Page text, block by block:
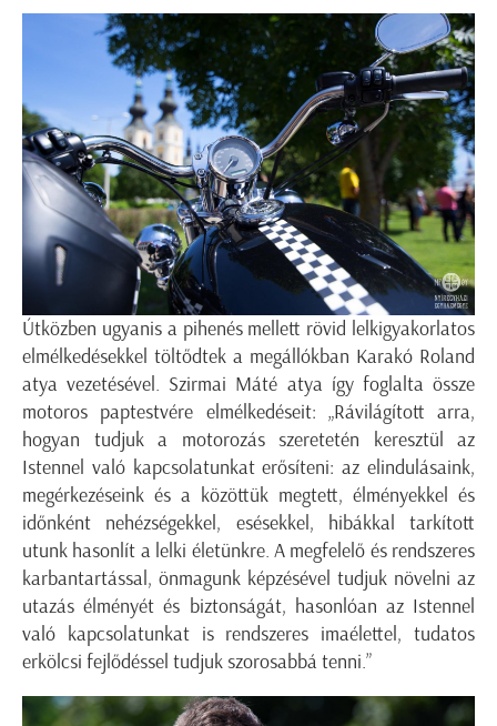
Útközben ugyanis a pihenés mellett rövid lelkigyakorlatos
elmélkedésekkel töltődtek a megállókban Karakó Roland
atya vezetésével. Szirmai Máté atya így foglalta össze
motoros paptestvére elmélkedéseit: „Rávilágított arra,
hogyan tudjuk a motorozás szeretetén keresztül az
Istennel való kapcsolatunkat erősíteni: az elindulásaink,
megérkezéseink és a közöttük megtett, élményekkel és
időnként nehézségekkel, esésekkel, hibákkal tarkított
utunk hasonlít a lelki életünkre. A megfelelő és rendszeres
karbantartással, önmagunk képzésével tudjuk növelni az
utazás élményét és biztonságát, hasonlóan az Istennel
való kapcsolatunkat is rendszeres imaélettel, tudatos
erkölcsi fejlődéssel tudjuk szorosabbá tenni.”